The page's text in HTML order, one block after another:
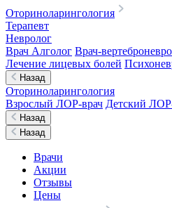
Оториноларингология
Терапевт
Невролог
Врач Алголог Врач-
Лечение лицевых болей
Назад
Оториноларингология
Взрослый ЛОР-врач Детский
Назад
Назад
Врачи
Акции
Отзывы
Цены